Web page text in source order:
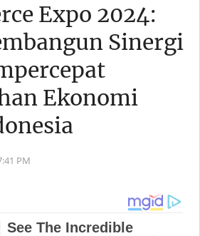
Expo 2024:
Sinergi
Ekonomi
PM